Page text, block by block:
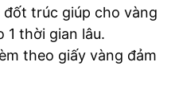
trúc giúp cho vàng
1 thời gian lâu.
theo giấy vàng đảm